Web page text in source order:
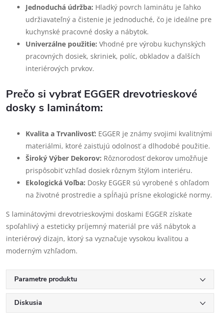
Jednoduchá údržba: Hladký povrch laminátu je ľahko
udržiavateľný a čistenie je jednoduché, čo je ideálne pre
kuchynské pracovné dosky a nábytok.
Univerzálne použitie: Vhodné pre výrobu kuchynských
pracovných dosiek, skriniek, políc, obkladov a ďalších
interiérových prvkov.
Prečo si vybrať EGGER drevotrieskové
dosky s laminátom:
Kvalita a Trvanlivosť: EGGER je známy svojimi kvalitnými
materiálmi, ktoré zaisťujú odolnosť a dlhodobé použitie.
Široký Výber Dekorov: Rôznorodosť dekorov umožňuje
prispôsobiť vzhľad dosiek rôznym štýlom interiéru.
Ekologická Voľba: Dosky EGGER sú vyrobené s ohľadom
na životné prostredie a spĺňajú prísne ekologické normy.
S laminátovými drevotrieskovými doskami EGGER získate
spoľahlivý a esteticky príjemný materiál pre váš nábytok a
interiérový dizajn, ktorý sa vyznačuje vysokou kvalitou a
moderným vzhľadom.
Parametre produktu
Diskusia